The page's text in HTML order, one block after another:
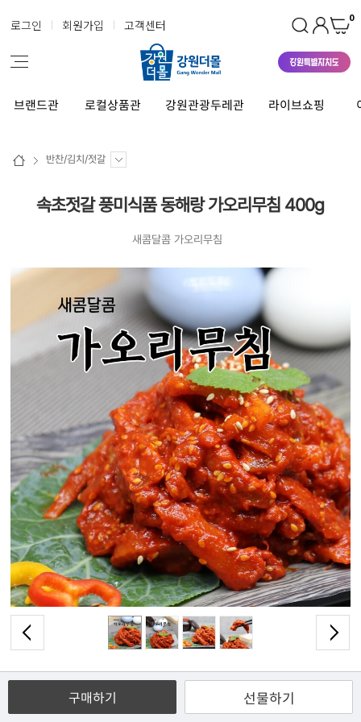
로그인 회원가입 고객센터 0
브랜드관 로컬상품관 강원관광두레관 라이브쇼핑
반찬/김치/젓갈
속초젓갈 풍미식품 동해랑 가오리무침 400g
새콤달콤 가오리무침
공유 찜
13,000원
구매하기 선물하기